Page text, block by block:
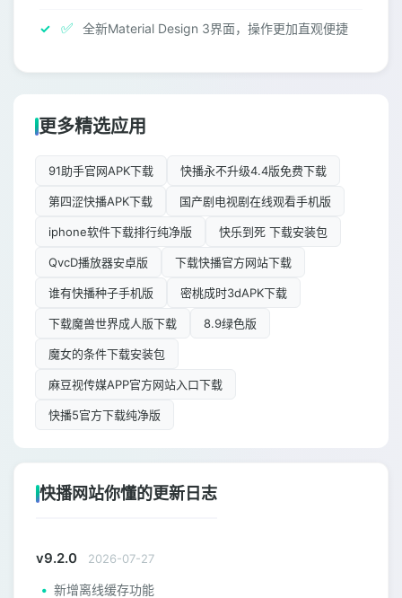
✅ 全新Material Design 3界面，操作更加直观便捷
更多精选应用
91助手官网APK下载 快播永不升级4.4版免费下载
第四涩快播APK下载 国产剧电视剧在线观看手机版
iphone软件下载排行纯净版 快乐到死 下载安装包
QvcD播放器安卓版 下载快播官方网站下载
谁有快播种子手机版 密桃成时3dAPK下载
下载魔兽世界成人版下载 8.9绿色版
魔女的条件下载安装包
麻豆视传媒APP官方网站入口下载
快播5官方下载纯净版
快播网站你懂的更新日志
v9.2.0 2026-07-27
新增离线缓存功能